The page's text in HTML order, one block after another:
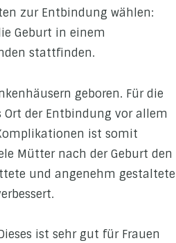
zur Entbindung wählen:
Geburt in einem
stattfinden.
geboren. Für die
Ort der Entbindung vor allem
ist somit
Mütter nach der Geburt den
und angenehm gestaltete
ist sehr gut für Frauen